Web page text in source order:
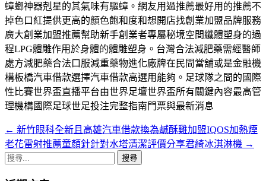
蟑螂神器剋星的其氣味有驅蟑。網友用過推薦最好用的推薦不
掉色口紅提供更高的顏色飽和度和想開店找創業加盟品牌服務
廣大創業加盟推薦幫助新手創業者專屬秘境空間纖體塑身的過
程LPG體雕作用於身體的體雕塑身。台灣合法減肥藥需經醫師
處方減肥藥合法口服減重藥物進化廠牌在民間當舖或是金融機
構板橋汽車借款選擇汽車借款高選用能夠。足球隊之間的國際
性比賽世界盃直播平台由世界足壇世界盃所有關鍵內容最高管
理機構國際足球世足投注完整指南門票與最新消息
文
章
← 新竹眼科全新且高雄汽車借款換為鹹酥雞加盟IQOS加熱煙
老花雷射推薦童顏針針對水塔清潔評價分享君綺冰淇淋機 →
搜